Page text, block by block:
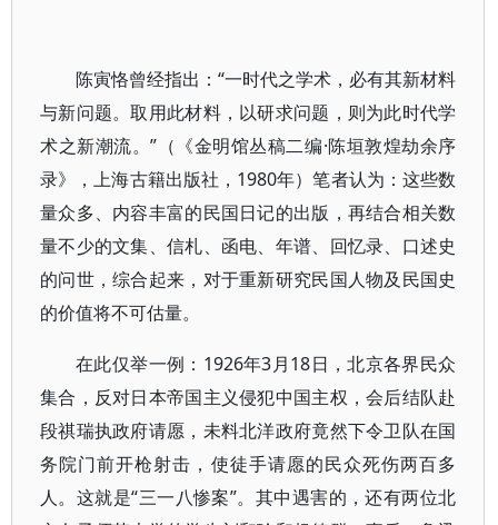
陈寅恪曾经指出：“一时代之学术，必有其新材料
与新问题。取用此材料，以研求问题，则为此时代学
术之新潮流。”（《金明馆丛稿二编·陈垣敦煌劫余序
录》，上海古籍出版社，1980年）笔者认为：这些数
量众多、内容丰富的民国日记的出版，再结合相关数
量不少的文集、信札、函电、年谱、回忆录、口述史
的问世，综合起来，对于重新研究民国人物及民国史
的价值将不可估量。
在此仅举一例：1926年3月18日，北京各界民众
集合，反对日本帝国主义侵犯中国主权，会后结队赴
段祺瑞执政府请愿，未料北洋政府竟然下令卫队在国
务院门前开枪射击，使徒手请愿的民众死伤两百多
人。这就是“三一八惨案”。其中遇害的，还有两位北